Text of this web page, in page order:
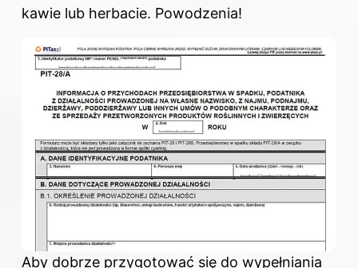
kawie lub herbacie. Powodzenia!
Aby dobrze przygotować się do wypełniania